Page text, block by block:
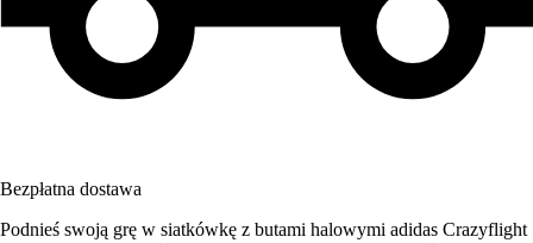
Bezpłatna dostawa
Podnieś swoją grę w siatkówkę z butami halowymi adidas Crazyflight